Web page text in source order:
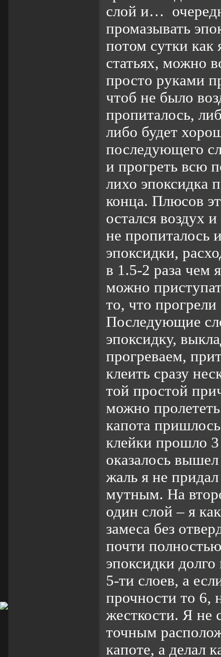
слой и…
промазывать
потом сутки
статьях, можно
просто руками
чтоб не было
пропиталось,
либо будет
последующего
и прогреть всю
лихо эпоксидка
конца. Плюсов
остался воздух
не пропиталось
эпоксидки,
в 1.5-2 раза чем
можно
то, что
Последующие
эпоксидку,
прогреваем,
клеить сразу
той простой
можно
капота
клейки прошло
оказалось
жаль я не
мутным. На
один слой – я
замеса без
почти
эпоксидки
5-ти слоев, а
прочности то 6,
жесткости. Я не
точным
капоте, а делал